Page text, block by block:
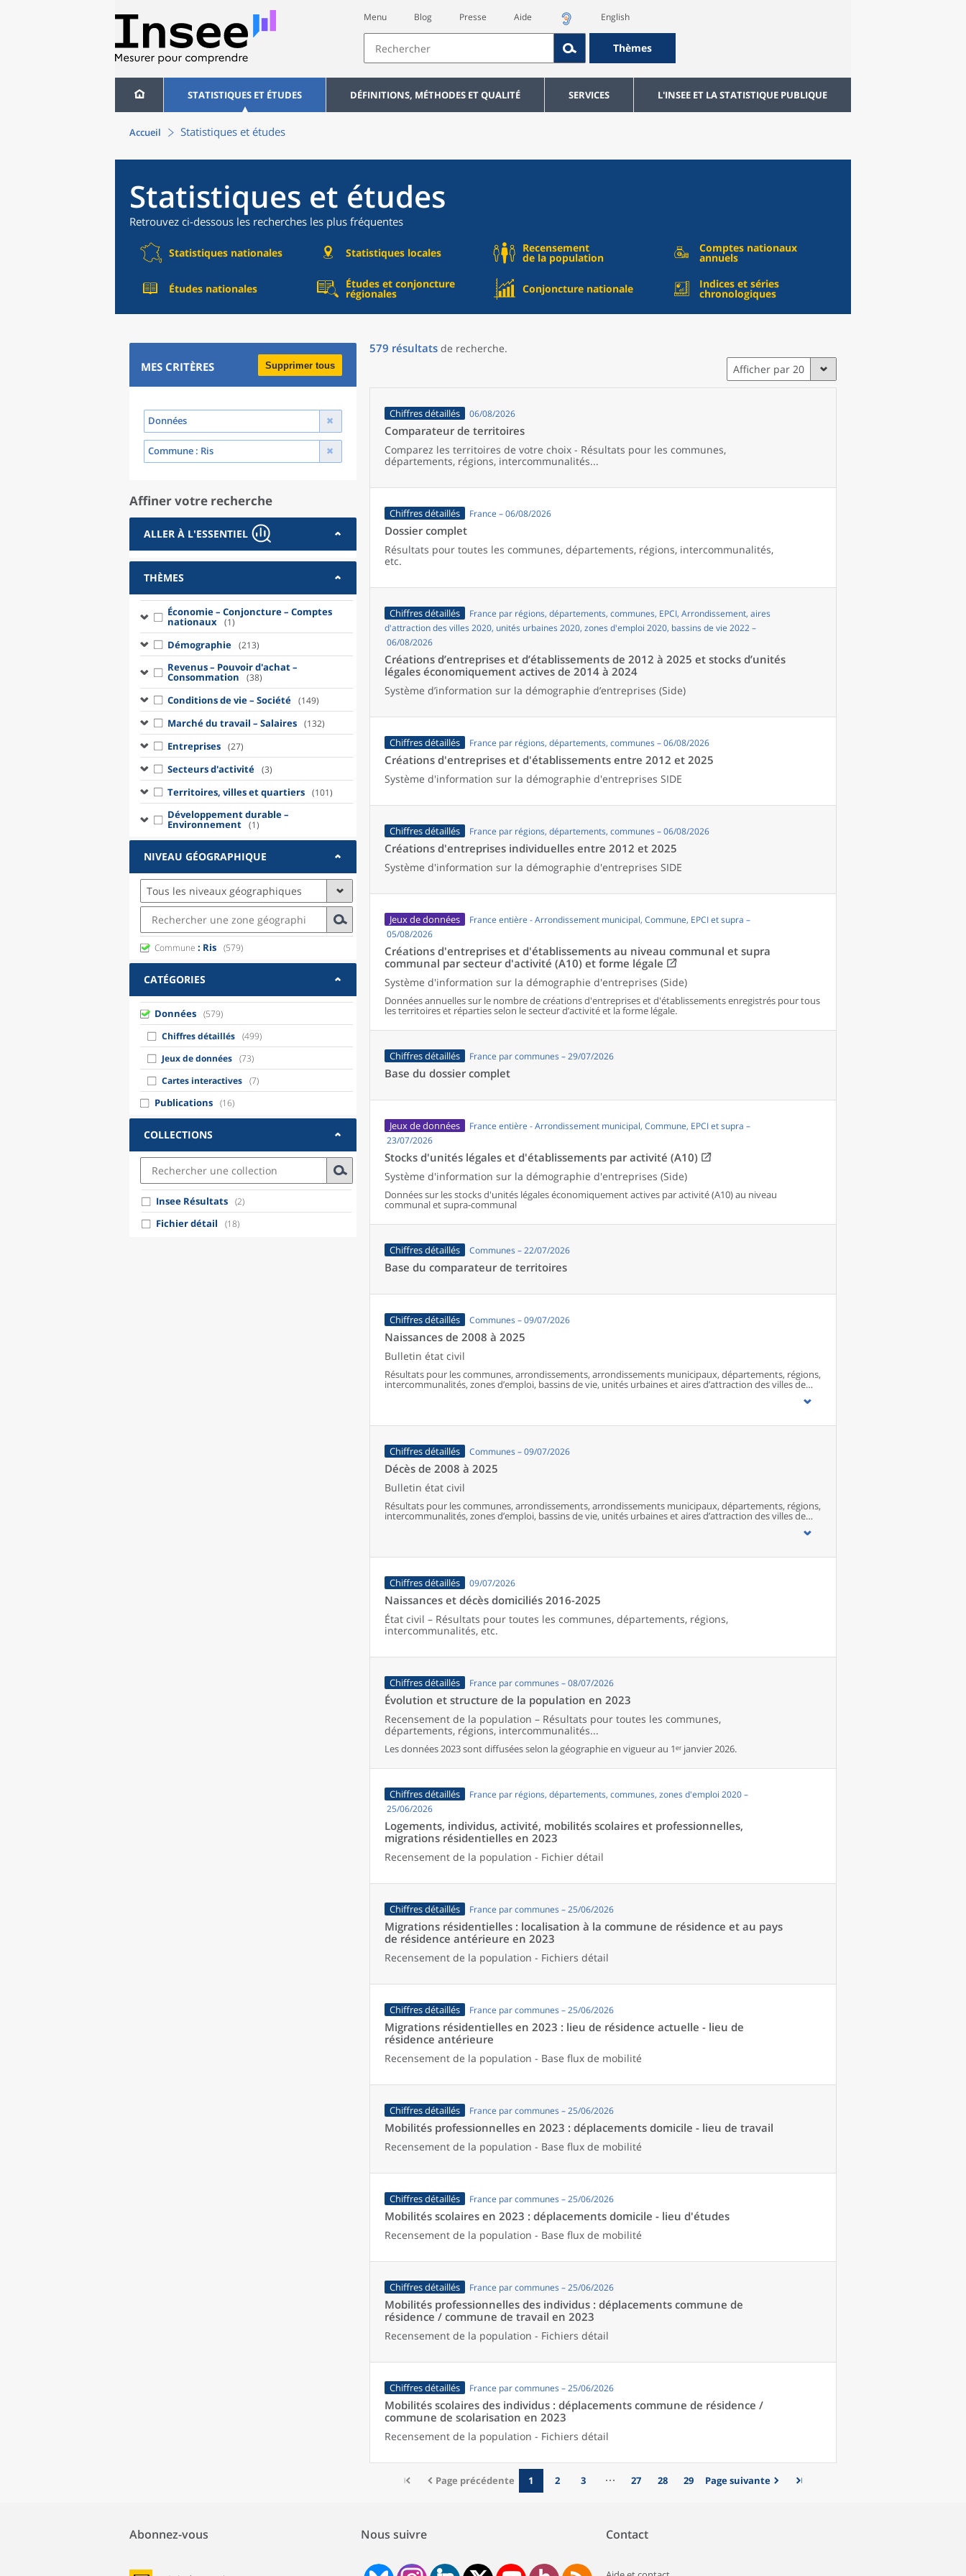
Menu Blog Presse Aide English
Thèmes
STATISTIQUES ET ÉTUDES DÉFINITIONS, MÉTHODES ET QUALITÉ SERVICES L'INSEE ET LA STATISTIQUE PUBLIQUE
Accueil Statistiques et études
Statistiques et études
Retrouvez ci-dessous les recherches les plus fréquentes
Statistiques nationales Statistiques locales Recensement
de la population
Comptes nationaux
annuels
Études nationales Études et conjoncture
régionales Conjoncture nationale Indices et séries
chronologiques
MES CRITÈRES Supprimer tous
Données
Commune : Ris
Affiner votre recherche
ALLER À L'ESSENTIEL
THÈMES
Économie – Conjoncture – Comptes
nationaux (1)
Démographie (213)
Revenus – Pouvoir d'achat –
Consommation (38)
Conditions de vie – Société (149)
Marché du travail – Salaires (132)
Entreprises (27)
Secteurs d'activité (3)
Territoires, villes et quartiers (101)
Développement durable –
Environnement (1)
NIVEAU GÉOGRAPHIQUE
Tous les niveaux géographiques
Commune : Ris (579)
CATÉGORIES
Données (579)
Chiffres détaillés (499)
Jeux de données (73)
Cartes interactives (7)
Publications (16)
COLLECTIONS
Insee Résultats (2)
Fichier détail (18)
579 résultats de recherche.
Afficher par 20
Chiffres détaillés 06/08/2026
Comparateur de territoires
Comparez les territoires de votre choix - Résultats pour les communes,
départements, régions, intercommunalités...
Chiffres détaillés France – 06/08/2026
Dossier complet
Résultats pour toutes les communes, départements, régions, intercommunalités,
etc.
Chiffres détaillés
France par régions, départements, communes, EPCI, Arrondissement, aires
d'attraction des villes 2020, unités urbaines 2020, zones d'emploi 2020, bassins de vie 2022 –
06/08/2026
Créations d’entreprises et d’établissements de 2012 à 2025 et stocks d’unités
légales économiquement actives de 2014 à 2024
Système d’information sur la démographie d’entreprises (Side)
Chiffres détaillés France par régions, départements, communes – 06/08/2026
Créations d'entreprises et d'établissements entre 2012 et 2025
Système d'information sur la démographie d'entreprises SIDE
Chiffres détaillés France par régions, départements, communes – 06/08/2026
Créations d'entreprises individuelles entre 2012 et 2025
Système d'information sur la démographie d'entreprises SIDE
Jeux de données
France entière - Arrondissement municipal, Commune, EPCI et supra –
05/08/2026
Créations d'entreprises et d'établissements au niveau communal et supra
communal par secteur d'activité (A10) et forme légale
Système d'information sur la démographie d'entreprises (Side)
Données annuelles sur le nombre de créations d'entreprises et d'établissements enregistrés pour tous
les territoires et réparties selon le secteur d’activité et la forme légale.
Chiffres détaillés France par communes – 29/07/2026
Base du dossier complet
Jeux de données
France entière - Arrondissement municipal, Commune, EPCI et supra –
23/07/2026
Stocks d'unités légales et d'établissements par activité (A10)
Système d'information sur la démographie d'entreprises (Side)
Données sur les stocks d'unités légales économiquement actives par activité (A10) au niveau
communal et supra-communal
Chiffres détaillés Communes – 22/07/2026
Base du comparateur de territoires
Chiffres détaillés Communes – 09/07/2026
Naissances de 2008 à 2025
Bulletin état civil
Résultats pour les communes, arrondissements, arrondissements municipaux, départements, régions,
intercommunalités, zones d’emploi, bassins de vie, unités urbaines et aires d’attraction des villes de
France (y compris Mayotte à partir de 2014).
Chiffres détaillés Communes – 09/07/2026
Décès de 2008 à 2025
Bulletin état civil
Résultats pour les communes, arrondissements, arrondissements municipaux, départements, régions,
intercommunalités, zones d’emploi, bassins de vie, unités urbaines et aires d’attraction des villes de
Chiffres détaillés 09/07/2026
Naissances et décès domiciliés 2016-2025
État civil – Résultats pour toutes les communes, départements, régions,
intercommunalités, etc.
Chiffres détaillés France par communes – 08/07/2026
Évolution et structure de la population en 2023
Recensement de la population – Résultats pour toutes les communes,
départements, régions, intercommunalités...
Les données 2023 sont diffusées selon la géographie en vigueur au 1ᵉʳ janvier 2026.
Chiffres détaillés
France par régions, départements, communes, zones d'emploi 2020 –
25/06/2026
Logements, individus, activité, mobilités scolaires et professionnelles,
migrations résidentielles en 2023
Recensement de la population - Fichier détail
Chiffres détaillés France par communes – 25/06/2026
Migrations résidentielles : localisation à la commune de résidence et au pays
de résidence antérieure en 2023
Recensement de la population - Fichiers détail
Chiffres détaillés France par communes – 25/06/2026
Migrations résidentielles en 2023 : lieu de résidence actuelle - lieu de
résidence antérieure
Recensement de la population - Base flux de mobilité
Chiffres détaillés France par communes – 25/06/2026
Mobilités professionnelles en 2023 : déplacements domicile - lieu de travail
Recensement de la population - Base flux de mobilité
Chiffres détaillés France par communes – 25/06/2026
Mobilités scolaires en 2023 : déplacements domicile - lieu d'études
Recensement de la population - Base flux de mobilité
Chiffres détaillés France par communes – 25/06/2026
Mobilités professionnelles des individus : déplacements commune de
résidence / commune de travail en 2023
Recensement de la population - Fichiers détail
Chiffres détaillés France par communes – 25/06/2026
Mobilités scolaires des individus : déplacements commune de résidence /
commune de scolarisation en 2023
Recensement de la population - Fichiers détail
Page précédente 1 2 3 27 28 29 Page suivante
Abonnez-vous Nous suivre Contact